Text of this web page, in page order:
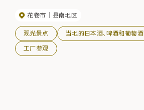
国内和国际比赛中获得了高度评价。
花卷市 县南地区
观光景点
当地的日本酒、啤酒和葡萄酒
工厂参观